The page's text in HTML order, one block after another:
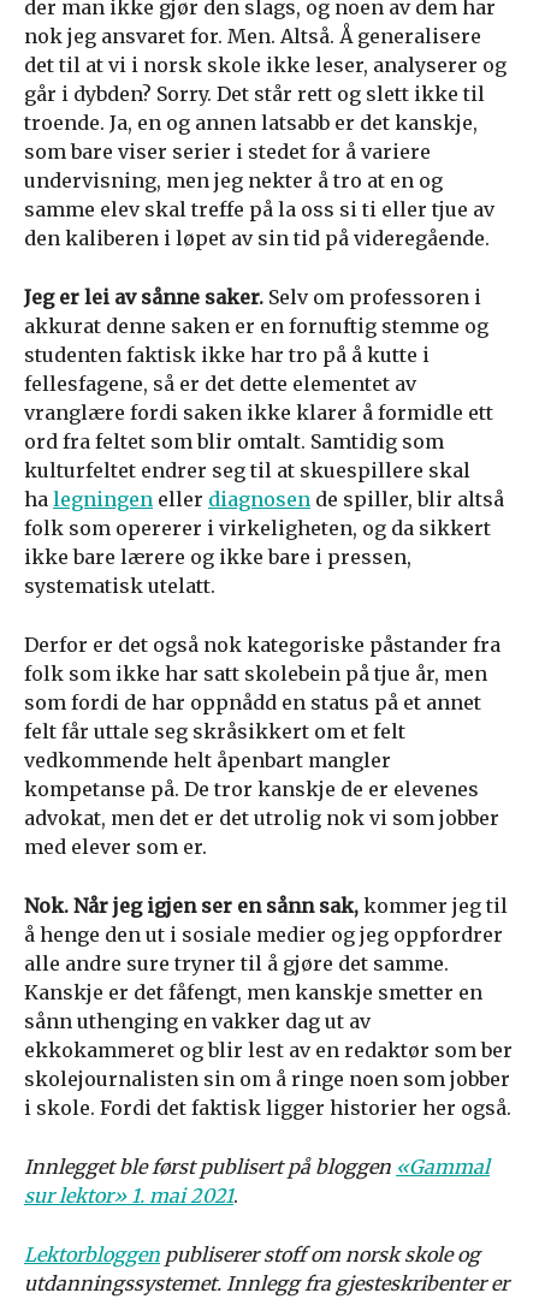
der man ikke gjør den slags, og noen av dem har
nok jeg ansvaret for. Men. Altså. Å generalisere
det til at vi i norsk skole ikke leser, analyserer og
går i dybden? Sorry. Det står rett og slett ikke til
troende. Ja, en og annen latsabb er det kanskje,
som bare viser serier i stedet for å variere
undervisning, men jeg nekter å tro at en og
samme elev skal treffe på la oss si ti eller tjue av
den kaliberen i løpet av sin tid på videregående.
Jeg er lei av sånne saker. Selv om professoren i
akkurat denne saken er en fornuftig stemme og
studenten faktisk ikke har tro på å kutte i
fellesfagene, så er det dette elementet av
vranglære fordi saken ikke klarer å formidle ett
ord fra feltet som blir omtalt. Samtidig som
kulturfeltet endrer seg til at skuespillere skal
ha legningen eller diagnosen de spiller, blir altså
folk som opererer i virkeligheten, og da sikkert
ikke bare lærere og ikke bare i pressen,
systematisk utelatt.
Derfor er det også nok kategoriske påstander fra
folk som ikke har satt skolebein på tjue år, men
som fordi de har oppnådd en status på et annet
felt får uttale seg skråsikkert om et felt
vedkommende helt åpenbart mangler
kompetanse på. De tror kanskje de er elevenes
advokat, men det er det utrolig nok vi som jobber
med elever som er.
Nok. Når jeg igjen ser en sånn sak, kommer jeg til
å henge den ut i sosiale medier og jeg oppfordrer
alle andre sure tryner til å gjøre det samme.
Kanskje er det fåfengt, men kanskje smetter en
sånn uthenging en vakker dag ut av
ekkokammeret og blir lest av en redaktør som ber
skolejournalisten sin om å ringe noen som jobber
i skole. Fordi det faktisk ligger historier her også.
Innlegget ble først publisert på bloggen «Gammal
sur lektor» 1. mai 2021.
Lektorbloggen publiserer stoff om norsk skole og
utdanningssystemet. Innlegg fra gjesteskribenter er